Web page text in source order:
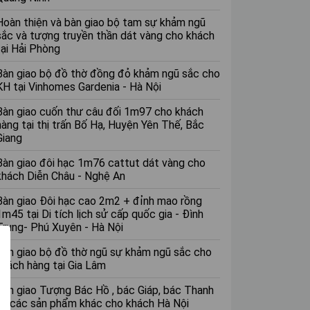
thiện và bàn giao bộ tam sự khảm ngũ
và tượng truyền thần dát vàng cho khách
Hải Phòng
giao bộ đồ thờ đồng đỏ khảm ngũ sắc cho
tại Vinhomes Gardenia - Hà Nội
giao cuốn thư câu đối 1m97 cho khách
tại thị trấn Bố Hạ, Huyện Yên Thế, Bắc
giao đôi hạc 1m76 cattut dát vàng cho
Diễn Châu - Nghệ An
giao Đôi hạc cao 2m2 + đỉnh mao rồng
tại Di tích lịch sử cấp quốc gia - Đình
Phú Xuyên - Hà Nội
giao bộ đồ thờ ngũ sự khảm ngũ sắc cho
hàng tại Gia Lâm
giao Tượng Bác Hồ , bác Giáp, bác Thanh
các sản phẩm khác cho khách Hà Nội